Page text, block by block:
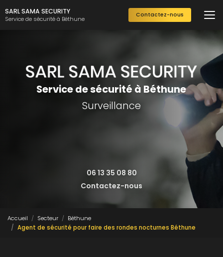
au
SARL SAMA SECURITY
Service de sécurité à Béthune Contactez-nous
Service de sécurité à Béthune
Surveillance
06 13 35 08 80
Contactez-nous
Accueil Secteur
Béthune
Agent de sécurité pour faire des rondes nocturnes Béthune